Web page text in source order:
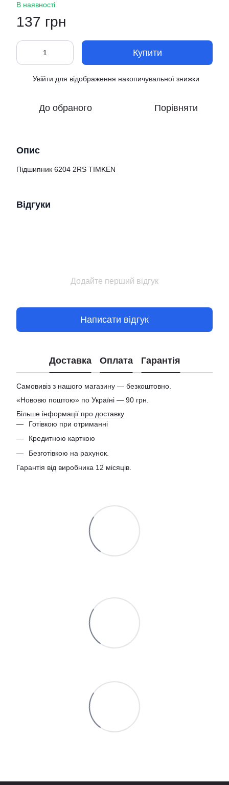
В наявності
137 грн
Купити
Увійти для відображення накопичувальної знижки
До обраного Порівняти
Опис
Підшипник 6204 2RS TIMKEN
Відгуки
Додайте перший відгук
Написати відгук
Доставка Оплата Гарантія
Самовивіз з нашого магазину — безкоштовно.
«Нововю поштою» по Україні — 90 грн.
Більше інформації про доставку
Готівкою при отриманні
Кредитною карткою
Безготівкою на рахунок.
Гарантія від виробника 12 місяців.